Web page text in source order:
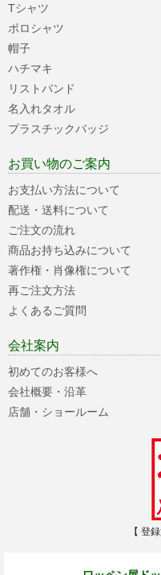
Tシャツ
ポロシャツ
帽子
ハチマキ
リストバンド
名入れタオル
プラスチックバッジ
お買い物のご案内
お支払い方法について
配送・送料について
ご注文の流れ
商品お持ち込みについて
著作権・肖像権について
再ご注文方法
よくあるご質問
会社案内
初めてのお客様へ
会社概要・沿革
店舗・ショールーム
【 登